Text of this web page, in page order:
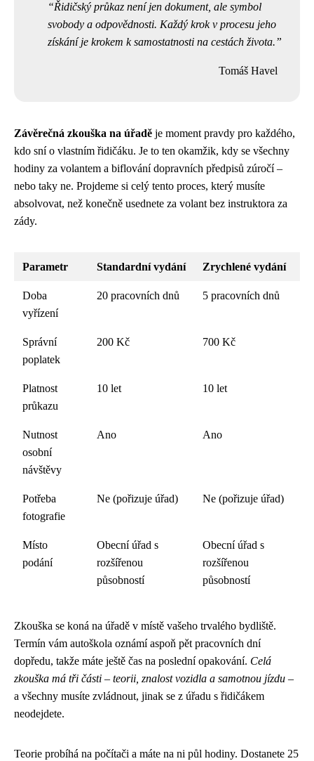
Řidičský průkaz není jen dokument, ale symbol
svobody a odpovědnosti. Každý krok v procesu jeho
získání je krokem k samostatnosti na cestách života.
Tomáš Havel
Závěrečná zkouška na úřadě je moment pravdy pro každého,
kdo sní o vlastním řidičáku. Je to ten okamžik, kdy se všechny
hodiny za volantem a biflování dopravních předpisů zúročí –
nebo taky ne. Projdeme si celý tento proces, který musíte
absolvovat, než konečně usednete za volant bez instruktora za
zády.
Parametr Standardní vydání Zrychlené vydání
Doba
vyřízení
20 pracovních dnů 5 pracovních dnů
Správní
poplatek
200 Kč 700 Kč
Platnost
průkazu
10 let 10 let
Nutnost
osobní
návštěvy
Ano Ano
Potřeba
fotografie
Ne (pořizuje úřad) Ne (pořizuje úřad)
Místo
podání
Obecní úřad s
rozšířenou
působností
Obecní úřad s
rozšířenou
působností
Zkouška se koná na úřadě v místě vašeho trvalého bydliště.
Termín vám autoškola oznámí aspoň pět pracovních dní
dopředu, takže máte ještě čas na poslední opakování. Celá
zkouška má tři části – teorii, znalost vozidla a samotnou jízdu –
a všechny musíte zvládnout, jinak se z úřadu s řidičákem
neodejdete.
Teorie probíhá na počítači a máte na ni půl hodiny. Dostanete 25